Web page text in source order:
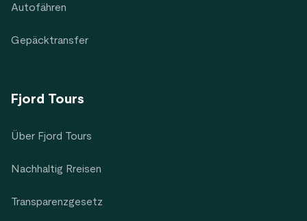
Autofähren
Gepäcktransfer
Fjord Tours
Über Fjord Tours
Nachhaltig Rreisen
Transparenzgesetz